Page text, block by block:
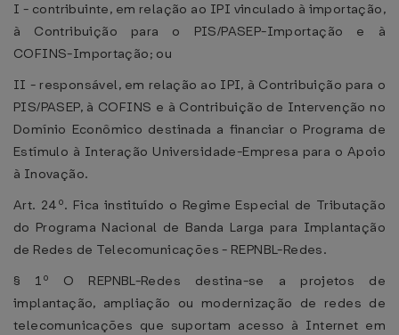
I - contribuinte, em relação ao IPI vinculado à importação,
à Contribuição para o PIS/PASEP-Importação e à
COFINS-Importação; ou
II - responsável, em relação ao IPI, à Contribuição para o
PIS/PASEP, à COFINS e à Contribuição de Intervenção no
Domínio Econômico destinada a financiar o Programa de
Estímulo à Interação Universidade-Empresa para o Apoio
à Inovação.
Art. 24º. Fica instituído o Regime Especial de Tributação
do Programa Nacional de Banda Larga para Implantação
de Redes de Telecomunicações - REPNBL-Redes.
§ 1º O REPNBL-Redes destina-se a projetos de
implantação, ampliação ou modernização de redes de
telecomunicações que suportam acesso à Internet em